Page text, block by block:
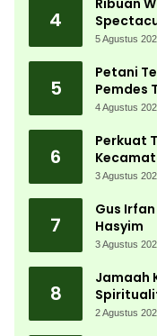
4
Ribuan
5 Agustus
5
Petani
Pemdes
Bergerak
4 Agustus
6
Perkuat
Aparatur
3 Agustus
7
Gus
Hasyim
3 Agustus
8
Jamaah
2 Agustus